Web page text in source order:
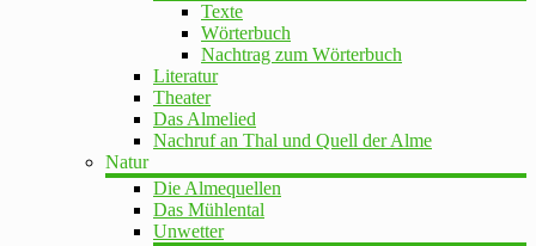
Texte
Wörterbuch
Nachtrag zum Wörterbuch
Literatur
Theater
Das Almelied
Nachruf an Thal und Quell der Alme
Natur
Die Almequellen
Das Mühlental
Unwetter